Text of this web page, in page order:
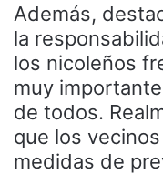
Además,
la
los nicoleños
muy
de todos.
que los
medidas de